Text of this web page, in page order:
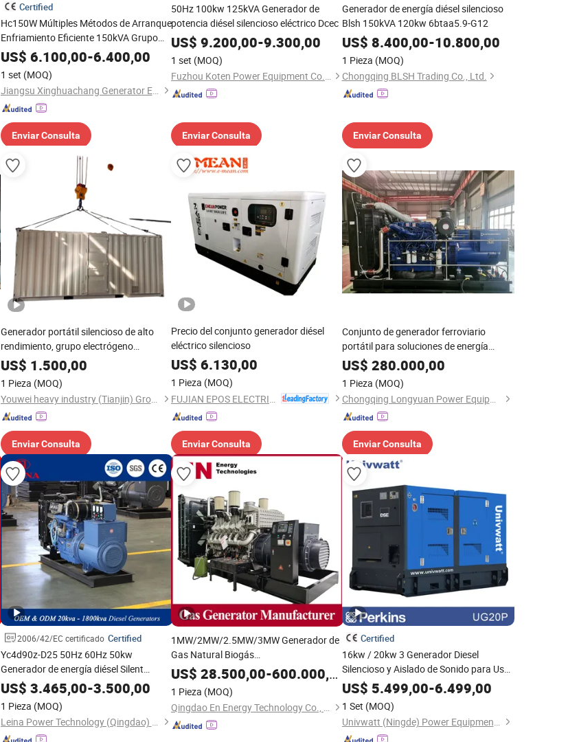
Certified
Hc150W Múltiples Métodos de Arranque
Enfriamiento Eficiente 150kVA Grupo
Electrógeno Diesel Weichai Power
US$ 6.100,00-6.400,00
1 set (MOQ)
Jiangsu Xinghuachang Generator Equipment Co., Ltd.
Enviar Consulta
50Hz 100kw 125kVA Generador de
potencia diésel silencioso eléctrico Dcec
US$ 9.200,00-9.300,00
1 set (MOQ)
Fuzhou Koten Power Equipment Co., Ltd.
Enviar Consulta
Generador de energía diésel silencioso
Blsh 150kVA 120kw 6btaa5.9-G12
US$ 8.400,00-10.800,00
1 Pieza (MOQ)
Chongqing BLSH Trading Co., Ltd.
Enviar Consulta
Generador portátil silencioso de alto
rendimiento, grupo electrógeno
impulsado por motor Perkins
US$ 1.500,00
1 Pieza (MOQ)
Youwei heavy industry (Tianjin) Group Co. , Ltd.
Enviar Consulta
Precio del conjunto generador diésel
eléctrico silencioso
US$ 6.130,00
1 Pieza (MOQ)
Enviar Consulta
Conjunto de generador ferroviario
portátil para soluciones de energía
eficientes
US$ 280.000,00
1 Pieza (MOQ)
Chongqing Longyuan Power Equipment Co., Ltd.
Enviar Consulta
2006/42/EC certificado Certified
Yc4d90z-D25 50Hz 60Hz 50kw
Generador de energía diésel Silent
Yuchai fabricado en China para el
mercado mayorista
US$ 3.465,00-3.500,00
1 Pieza (MOQ)
Leina Power Technology (Qingdao) Co., Ltd
1MW/2MW/2.5MW/3MW Generador de
Gas Natural Biogás
Biomasa/LPG/Propano Silencioso de
Alta Potencia Contenedor/Poder de Gas
Aguas Residuales Coke Syngas Gas de
Madera
US$ 28.500,00-600.000,00
1 Pieza (MOQ)
Qingdao En Energy Technology Co., Ltd
Certified
16kw / 20kw 3 Generador Diesel
Silencioso y Aislado de Sonido para Uso
Doméstico de Phase Perkins
US$ 5.499,00-6.499,00
1 Set (MOQ)
Univwatt (Ningde) Power Equipment Co., Ltd.